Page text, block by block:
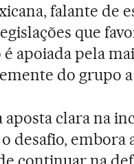
falante de
que
apoiada pela
do grupo
clara na
desafio, embora